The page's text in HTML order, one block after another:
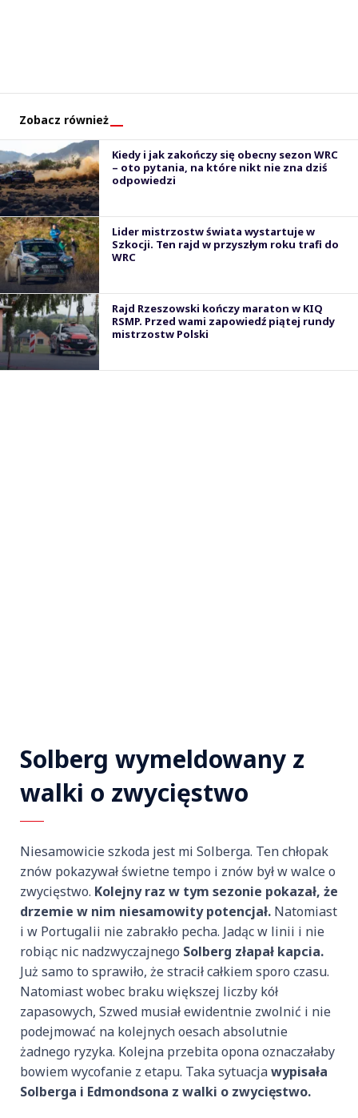
Zobacz również
Kiedy i jak zakończy się obecny sezon WRC
– oto pytania, na które nikt nie zna dziś
odpowiedzi
Lider mistrzostw świata wystartuje w
Szkocji. Ten rajd w przyszłym roku trafi do
WRC
Rajd Rzeszowski kończy maraton w KIQ
RSMP. Przed wami zapowiedź piątej rundy
mistrzostw Polski
Solberg wymeldowany z
walki o zwycięstwo
Niesamowicie szkoda jest mi Solberga. Ten chłopak
znów pokazywał świetne tempo i znów był w walce o
zwycięstwo. Kolejny raz w tym sezonie pokazał, że
drzemie w nim niesamowity potencjał. Natomiast
i w Portugalii nie zabrakło pecha. Jadąc w linii i nie
robiąc nic nadzwyczajnego Solberg złapał kapcia.
Już samo to sprawiło, że stracił całkiem sporo czasu.
Natomiast wobec braku większej liczby kół
zapasowych, Szwed musiał ewidentnie zwolnić i nie
podejmować na kolejnych oesach absolutnie
żadnego ryzyka. Kolejna przebita opona oznaczałaby
bowiem wycofanie z etapu. Taka sytuacjawypisała
Solberga i Edmondsona z walki o zwycięstwo.